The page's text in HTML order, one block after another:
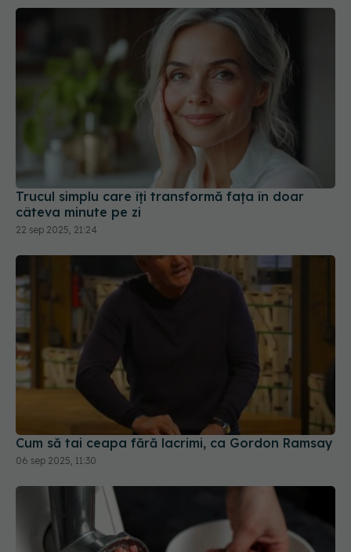
Trucul simplu care îți transformă fața în doar
câteva minute pe zi
22 sep 2025, 21:24
Cum să tai ceapa fără lacrimi, ca Gordon Ramsay
06 sep 2025, 11:30